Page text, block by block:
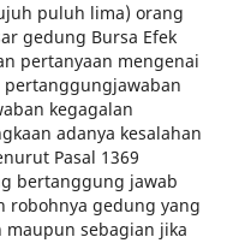
puluh lima) orang
gedung Bursa Efek
pertanyaan mengenai
kegagalan
adanya kesalahan
Pasal 1369
bertanggung jawab
robohnya gedung yang
sebagian jika